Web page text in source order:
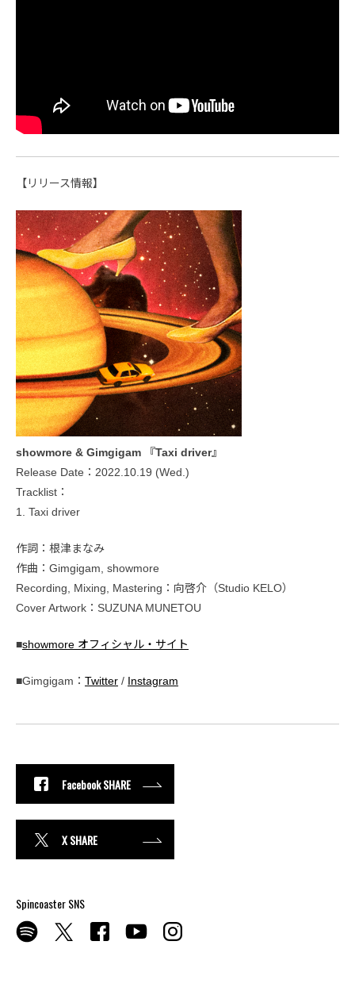
【リリース情報】
showmore & Gimgigam 『Taxi driver』
Release Date：2022.10.19 (Wed.)
Tracklist：
1. Taxi driver
作詞：根津まなみ
作曲：Gimgigam, showmore
Recording, Mixing, Mastering：向啓介（Studio KELO）
Cover Artwork：SUZUNA MUNETOU
■showmore オフィシャル・サイト
■Gimgigam： Twitter / Instagram
Facebook SHARE
X SHARE
Spincoaster SNS